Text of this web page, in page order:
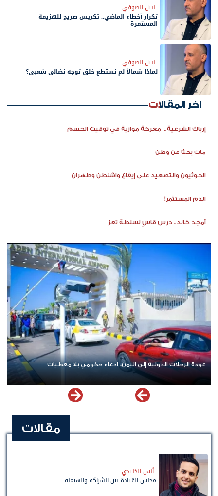
نبيل الصوفي
تكرار أخطاء الماضي.. تكريس صريح للهزيمة
المستمرة
نبيل الصوفي
لماذا شمالاً لم نستطع خلق توجه نضالي شعبي؟
اخر المقالات
إرباك الشرعية... معركة موازية في توقيت الحسم
مات بحثًا عن وطن
الحوثيون والتصعيد على إيقاع واشنطن وطهران
الدم المستثمر!
أمجد خالد.. درس قاسٍ لسلطة تعز
عودة الرحلات الدولية إلى اليمن.. ادعاء حكومي بلا معطيات
مقالات
أنس الخليدي
مجلس القيادة بين الشراكة والهيمنة